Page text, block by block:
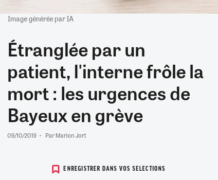
Image générée par IA
Étranglée par un
patient, l'interne frôle la
mort : les urgences de
Bayeux en grève
09/10/2019 Par Marion Jort
ENREGISTRER DANS VOS SELECTIONS